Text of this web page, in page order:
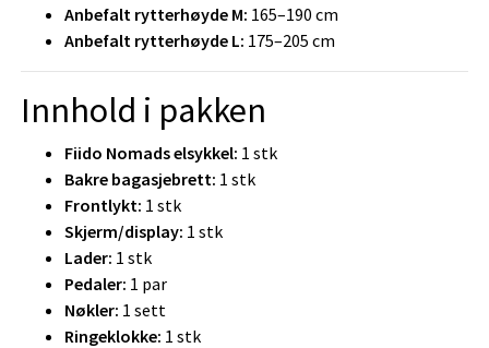
Anbefalt rytterhøyde M: 165–190 cm
Anbefalt rytterhøyde L: 175–205 cm
Innhold i pakken
Fiido Nomads elsykkel: 1 stk
Bakre bagasjebrett: 1 stk
Frontlykt: 1 stk
Skjerm/display: 1 stk
Lader: 1 stk
Pedaler: 1 par
Nøkler: 1 sett
Ringeklokke: 1 stk